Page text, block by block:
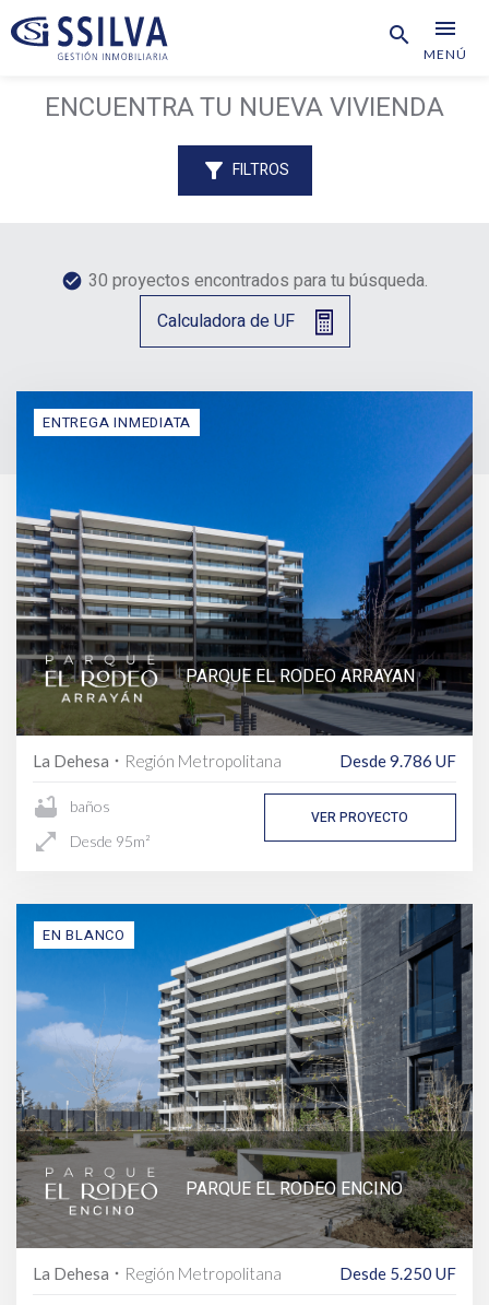
search menu
MENÚ
ENCUENTRA TU NUEVA VIVIENDA
filter_alt FILTROS
check_circle 30 proyectos encontrados para tu búsqueda.
Calculadora de UF
ENTREGA INMEDIATA
PARQUE EL RODEO ARRAYAN
La Dehesa fiber_manual_record Región Metropolitana Desde 9.786 UF
bathtub baños
open_in_full Desde 95m²
VER PROYECTO
EN BLANCO
PARQUE EL RODEO ENCINO
La Dehesa fiber_manual_record Región Metropolitana Desde 5.250 UF